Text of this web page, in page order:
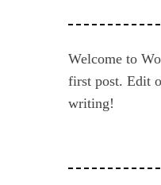
Welcome to
first post. Edit
writing!